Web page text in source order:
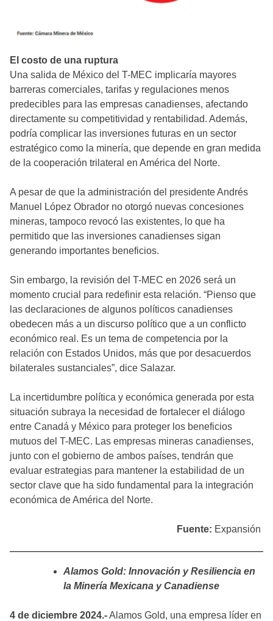
El costo de una ruptura
Una salida de México del T-MEC implicaría mayores
barreras comerciales, tarifas y regulaciones menos
predecibles para las empresas canadienses, afectando
directamente su competitividad y rentabilidad. Además,
podría complicar las inversiones futuras en un sector
estratégico como la minería, que depende en gran medida
de la cooperación trilateral en América del Norte.
A pesar de que la administración del presidente Andrés
Manuel López Obrador no otorgó nuevas concesiones
mineras, tampoco revocó las existentes, lo que ha
permitido que las inversiones canadienses sigan
generando importantes beneficios.
Sin embargo, la revisión del T-MEC en 2026 será un
momento crucial para redefinir esta relación. “Pienso que
las declaraciones de algunos políticos canadienses
obedecen más a un discurso político que a un conflicto
económico real. Es un tema de competencia por la
relación con Estados Unidos, más que por desacuerdos
bilaterales sustanciales”, dice Salazar.
La incertidumbre política y económica generada por esta
situación subraya la necesidad de fortalecer el diálogo
entre Canadá y México para proteger los beneficios
mutuos del T-MEC. Las empresas mineras canadienses,
junto con el gobierno de ambos países, tendrán que
evaluar estrategias para mantener la estabilidad de un
sector clave que ha sido fundamental para la integración
económica de América del Norte.
Fuente: Expansión
Alamos Gold: Innovación y Resiliencia en
la Minería Mexicana y Canadiense
4 de diciembre 2024.-Alamos Gold, una empresa líder en